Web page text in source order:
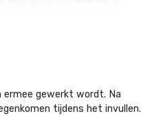
ermee gewerkt wordt. Na
tijdens het invullen.